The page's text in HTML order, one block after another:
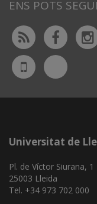
ENS POTS
Rss
UdL
App
Universitat de
Pl. de Víctor Siurana, 1
25003 Lleida
Tel. +34 973 702 000